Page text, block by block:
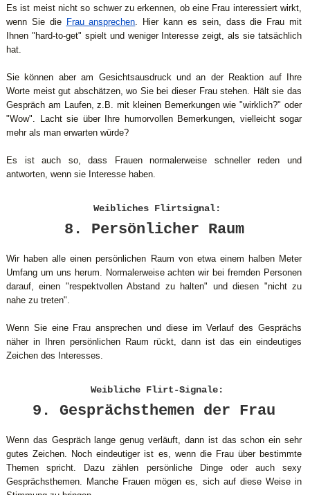
Es ist meist nicht so schwer zu erkennen, ob eine Frau interessiert wirkt,
wenn Sie die Frau ansprechen. Hier kann es sein, dass die Frau mit
Ihnen "hard-to-get" spielt und weniger Interesse zeigt, als sie tatsächlich
hat.
Sie können aber am Gesichtsausdruck und an der Reaktion auf Ihre
Worte meist gut abschätzen, wo Sie bei dieser Frau stehen. Hält sie das
Gespräch am Laufen, z.B. mit kleinen Bemerkungen wie "wirklich?" oder
"Wow". Lacht sie über Ihre humorvollen Bemerkungen, vielleicht sogar
mehr als man erwarten würde?
Es ist auch so, dass Frauen normalerweise schneller reden und
antworten, wenn sie Interesse haben.
Weibliches Flirtsignal:
8. Persönlicher Raum
Wir haben alle einen persönlichen Raum von etwa einem halben Meter
Umfang um uns herum. Normalerweise achten wir bei fremden Personen
darauf, einen "respektvollen Abstand zu halten" und diesen "nicht zu
nahe zu treten".
Wenn Sie eine Frau ansprechen und diese im Verlauf des Gesprächs
näher in Ihren persönlichen Raum rückt, dann ist das ein eindeutiges
Zeichen des Interesses.
Weibliche Flirt-Signale:
9. Gesprächsthemen der Frau
Wenn das Gespräch lange genug verläuft, dann ist das schon ein sehr
gutes Zeichen. Noch eindeutiger ist es, wenn die Frau über bestimmte
Themen spricht. Dazu zählen persönliche Dinge oder auch sexy
Gesprächsthemen. Manche Frauen mögen es, sich auf diese Weise in